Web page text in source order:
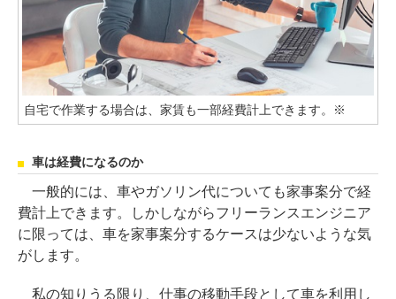
自宅で作業する場合は、家賃も一部経費計上できます。※
車は経費になるのか
一般的には、車やガソリン代についても家事案分で経
費計上できます。しかしながらフリーランスエンジニア
に限っては、車を家事案分するケースは少ないような気
がします。
私の知りうる限り、仕事の移動手段として車を利用し